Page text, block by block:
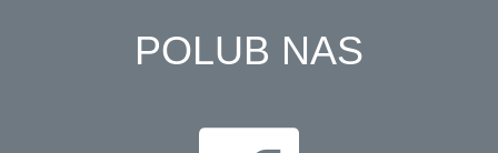
POLUB NAS